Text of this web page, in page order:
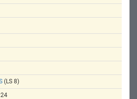
(LS 8)